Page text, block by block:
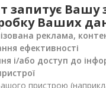
запитує Вашу
Ваших
реклама,
ефективності
і/або доступ до
пристрою